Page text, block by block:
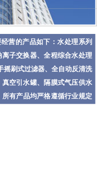
营的产品如下：水处理系列
子交换器、全程综合水处理
刷式过滤器、全自动反清洗
空引水罐、隔膜式气压供水
有产品均严格遵循行业规定